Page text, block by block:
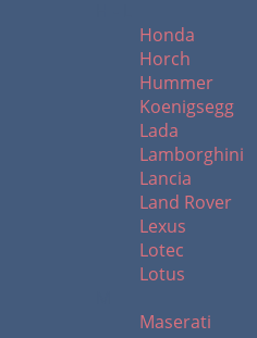
Honda
Horch
Hummer
Koenigsegg
Lada
Lamborghini
Lancia
Land Rover
Lexus
Lotec
Lotus
Maserati